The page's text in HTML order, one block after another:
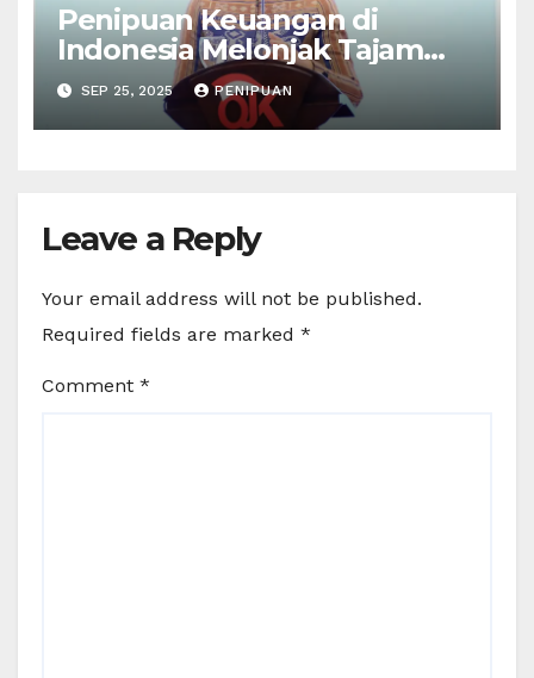
Penipuan Keuangan di
Indonesia Melonjak Tajam
225 Ribu…
SEP 25, 2025 PENIPUAN
Leave a Reply
Your email address will not be published.
Required fields are marked *
Comment *